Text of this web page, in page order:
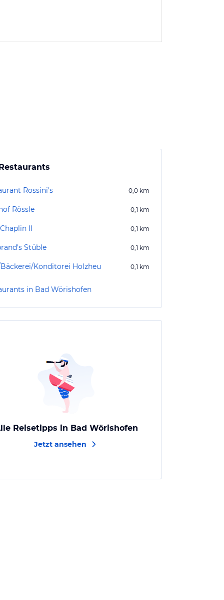
Rossini's 0,0 km
Rössle 0,1 km
II 0,1 km
Stüble 0,1 km
Konditorei Holzheu 0,1 km
in Bad Wörishofen
Reisetipps in Bad Wörishofen
Jetzt ansehen